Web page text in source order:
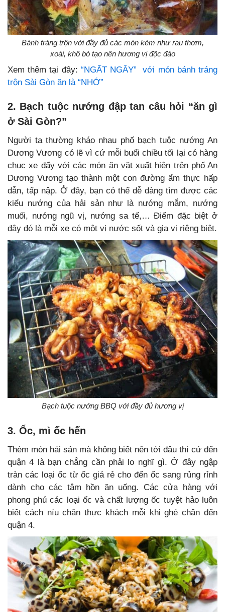
Bánh tráng trộn với đầy đủ các món kèm như rau thơm,
xoài, khô bò tạo nên hương vị độc đáo
Xem thêm tại đây: “NGẤT NGÂY” với món bánh tráng
trộn Sài Gòn ăn là “NHỚ”
2. Bạch tuộc nướng đập tan câu hỏi “ăn gì
ở Sài Gòn?”
Người ta thường kháo nhau phố bạch tuộc nướng An
Dương Vương có lẽ vì cứ mỗi buổi chiều tối lại có hàng
chục xe đẩy với các món ăn vặt xuất hiện trên phố An
Dương Vương tạo thành một con đường ẩm thực hấp
dẫn, tấp nập. Ở đây, bạn có thể dễ dàng tìm được các
kiểu nướng của hải sản như là nướng mắm, nướng
muối, nướng ngũ vị, nướng sa tế,… Điểm đặc biệt ở
đây đó là mỗi xe có một vị nước sốt và gia vị riêng biệt.
Bạch tuộc nướng BBQ với đầy đủ hương vị
3. Ốc, mì ốc hến
Thèm món hải sản mà không biết nên tới đâu thì cứ đến
quận 4 là bạn chẳng cần phải lo nghĩ gì. Ở đây ngập
tràn các loại ốc từ ốc giá rẻ cho đến ốc sang rủng rỉnh
dành cho các tâm hồn ăn uống. Các cửa hàng với
phong phú các loại ốc và chất lượng ốc tuyệt hảo luôn
biết cách níu chân thực khách mỗi khi ghé chân đến
quận 4.